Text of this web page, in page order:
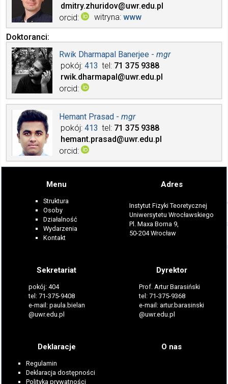
dmitry.zhuridov@uwr.edu.pl
orcid
witryna www
Doktoranci
Rwik Dharmapal Banerjee - mgr
pokój 413 tel 71 375 9388
rwik.dharmapal@uwr.edu.pl
orcid
Hemant Prasad - mgr
pokój 413 tel 71 375 9388
hemant.prasad@uwr.edu.pl
orcid
Menu
Struktura
Osoby
Działalność
Wydarzenia
Kontakt
Adres
Instytut Fizyki Teoretycznej
Uniwersytetu Wrocławskiego
Pl. Maxa Borna 9,
50-204 Wrocław
Sekretariat
pokój: 404
tel: 71-375-9408
e-mail: paula.bielan
@uwr.edu.pl
Dyrektor
Prof. Artur Barasiński
tel: 71-375-9368
e-mail: artur.barasinski
@uwr.edu.pl
Deklaracje
Regulamin
Deklaracja dostępności
Polityka prywatności
O nas